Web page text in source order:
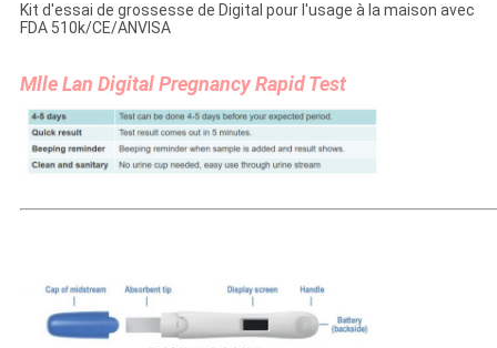
Kit d'essai de grossesse de Digital pour l'usage à la maison avec
FDA 510k/CE/ANVISA
Mlle Lan Digital Pregnancy Rapid Test